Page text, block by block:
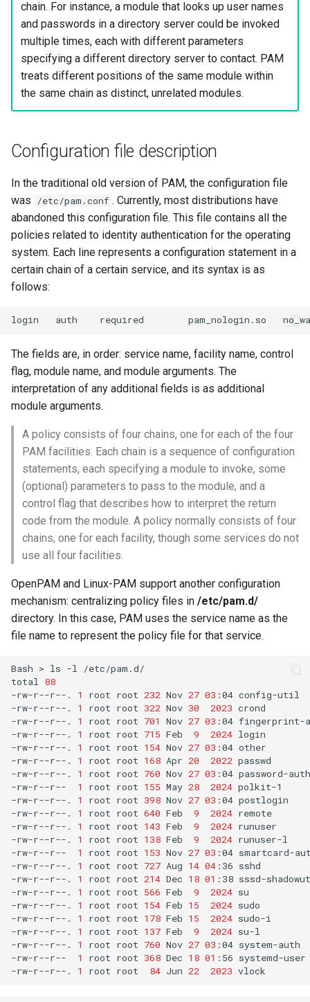
chain. For instance, a module that looks up user names
and passwords in a directory server could be invoked
multiple times, each with different parameters
specifying a different directory server to contact. PAM
treats different positions of the same module within
the same chain as distinct, unrelated modules.
Configuration file description
In the traditional old version of PAM, the configuration file
was
/etc/pam.conf . Currently, most distributions have
abandoned this configuration file. This file contains all the
policies related to identity authentication for the operating
system. Each line represents a configuration statement in a
certain chain of a certain service, and its syntax is as
follows:
login auth required pam_nologin.so
The fields are, in order: service name, facility name, control
flag, module name, and module arguments. The
interpretation of any additional fields is as additional
module arguments.
A policy consists of four chains, one for each of the four
PAM facilities. Each chain is a sequence of configuration
statements, each specifying a module to invoke, some
(optional) parameters to pass to the module, and a
control flag that describes how to interpret the return
code from the module. A policy normally consists of four
chains, one for each facility, though some services do not
use all four facilities.
OpenPAM and Linux-PAM support another configuration
mechanism: centralizing policy files in /etc/pam.d/
directory. In this case, PAM uses the service name as the
file name to represent the policy file for that service.
Bash > ls -l
/etc/pam.d/
total 88
-rw-r--r--.
1 root root 232 Nov 27 03 :04 config-util
-rw-r--r--.
1 root root 322 Nov 30 2023 crond
-rw-r--r--.
1 root root 701 Nov 27 03 :04 fingerprint-
-rw-r--r--.
1 root root 715 Feb 9 2024 login
-rw-r--r--.
1 root root 154 Nov 27 03 :04 other
-rw-r--r--.
1 root root 168 Apr 20 2022 passwd
-rw-r--r--.
1 root root 760 Nov 27 03 :04 password-auth
-rw-r--r--
1 root root 155 May 28 2024 polkit-1
-rw-r--r--.
1 root root 398 Nov 27 03 :04 postlogin
-rw-r--r--.
1 root root 640 Feb 9 2024 remote
-rw-r--r--.
1 root root 143 Feb 9 2024 runuser
-rw-r--r--.
1 root root 138 Feb 9 2024 runuser-l
-rw-r--r--
1 root root 153 Nov 27 03 :04 smartcard-
-rw-r--r--.
1 root root 727 Aug 14 04 :36 sshd
-rw-r--r--.
1 root root 214 Dec 18 01 :38 sssd-
-rw-r--r--.
1 root root 566 Feb 9 2024 su
-rw-r--r--.
1 root root 154 Feb 15 2024 sudo
-rw-r--r--.
1 root root 178 Feb 15 2024 sudo-i
-rw-r--r--.
1 root root 137 Feb 9 2024 su-l
-rw-r--r--.
1 root root 760 Nov 27 03 :04 system-auth
-rw-r--r--
1 root root 368 Dec 18 01 :56 systemd-user
-rw-r--r--.
1 root root 84 Jun 22 2023